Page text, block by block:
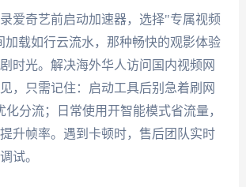
爱奇艺前启动加速器，选择"专属视频
加载如行云流水，那种畅快的观影体验
时光。解决海外华人访问国内视频网
，只需记住：启动工具后别急着刷网
化分流；日常使用开智能模式省流量，
升帧率。遇到卡顿时，售后团队实时
试。